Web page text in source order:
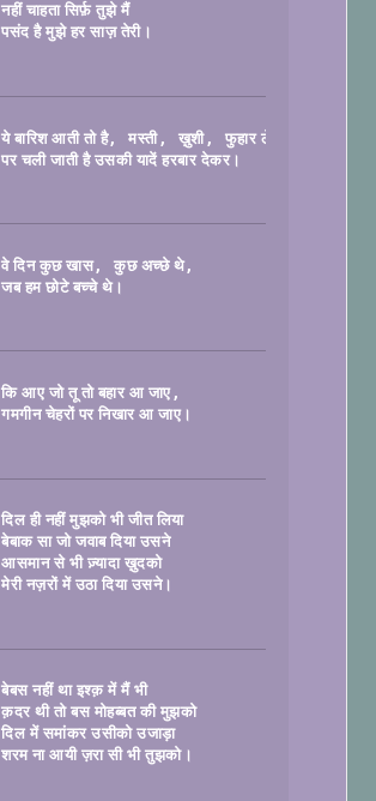
नहीं चाहता सिर्फ़ तुझे मैं
पसंद है मुझे हर साज़ तेरी।
ये बारिश आती तो है, मस्ती, ख़ुशी, फुहार लेकर
पर चली जाती है उसकी यादें हरबार देकर।
वे दिन कुछ खास, कुछ अच्छे थे
जब हम छोटे बच्चे थे।
कि आए जो तू तो बहार आ जाए
गमगीन चेहरों पर निखार आ जाए।
दिल ही नहीं मुझको भी जीत लिया
बेबाक सा जो जवाब दिया उसने
आसमान से भी ज़्यादा ख़ुदको
मेरी नज़रों में उठा दिया उसने।
बेबस नहीं था इश्क़ में मैं भी
क़दर थी तो बस मोहब्बत की मुझको
दिल में समांकर उसीको उजाड़ा
शरम ना आयी ज़रा सी भी तुझको।